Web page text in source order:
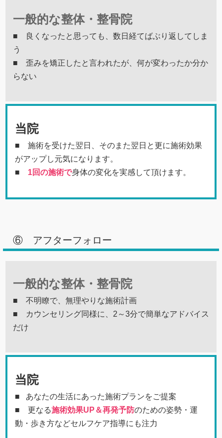
一般的な整体・整骨院
■ 良くなったと思っても、数日経てばぶり返してしま
う
■ 歪みを矯正したと言われたが、何が変わったか分か
らない
当院
■ 施術を受けた翌日、そのまた翌日と更に施術効果
がアップし元気になります。
■ 1回の施術で身体の変化を実感して頂けます。
⑥ アフターフォロー
一般的な整体・整骨院
■ 不明瞭で、無理やりな施術計画
■ カウンセリング同様に、2～3分で簡単なアドバイス
だけ
当院
■ あなたの生活にあった施術プランをご提案
■ 更なる施術効果UP＆再発予防のための姿勢・運
動・歩き方などセルフケア指導にも注力